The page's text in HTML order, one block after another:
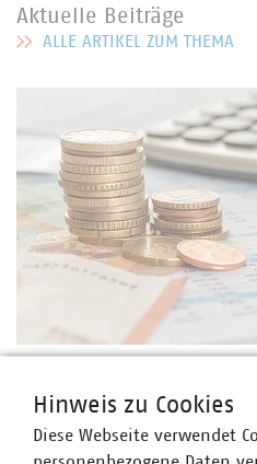
Aktuelle Beiträge
MEHR ZU AKTUELLE BEITRÄGE
ALLE ARTIKEL ZUM THEMA
EU-Kommission
25.06.2026
Hinweis zu Cookies
Diese Webseite verwendet